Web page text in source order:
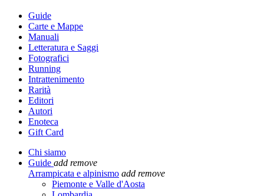
Guide
Carte e Mappe
Manuali
Letteratura e Saggi
Fotografici
Running
Intrattenimento
Rarità
Editori
Autori
Enoteca
Gift Card
Chi siamo
Guide add remove
Arrampicata e alpinismo add remove
Piemonte e Valle d'Aosta